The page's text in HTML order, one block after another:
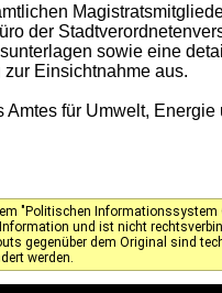
der
sowie eine
Einsichtnahme aus.
Amtes für Umwelt, Energie
"Politischen Informationssystem
und ist nicht
gegenüber dem Original sind
werden.